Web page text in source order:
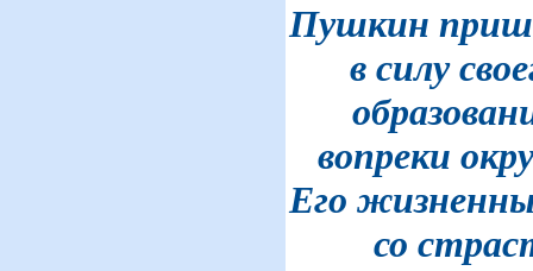
Пушкин
в силу
вопреки
Его
со